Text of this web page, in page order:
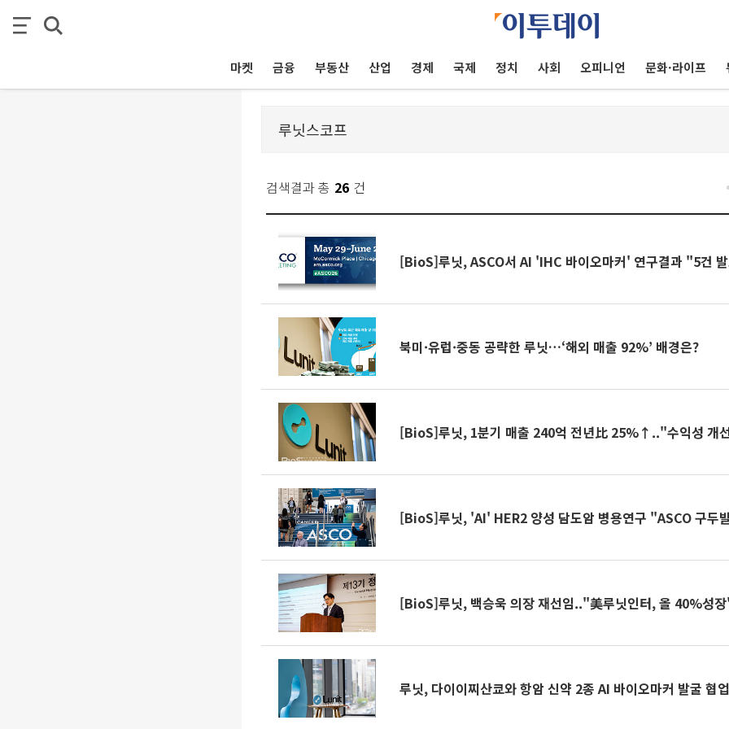
마켓 금융 부동산 산업 경제 국제 정치 사회 오피니언 문화·라이프
검색결과 총 26 건
[BioS]루닛, ASCO서 AI 'IHC 바이오마커' 연구결과 "5건
북미·유럽·중동 공략한 루닛…‘해외 매출 92%’ 배경은?
[BioS]루닛, 1분기 매출 240억 전년比 25%↑.."수익성 개
[BioS]루닛, 'AI' HER2 양성 담도암 병용연구 "ASCO 구두
[BioS]루닛, 백승욱 의장 재선임.."美루닛인터, 올 40%성
루닛, 다이이찌산쿄와 항암 신약 2종 AI 바이오마커 발굴 협업